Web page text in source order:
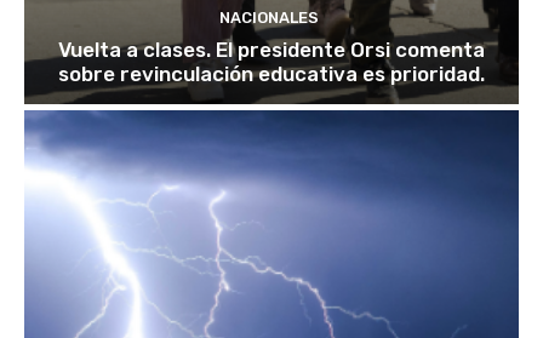
NACIONALES
Vuelta a clases. El presidente Orsi comenta
sobre revinculación educativa es prioridad.